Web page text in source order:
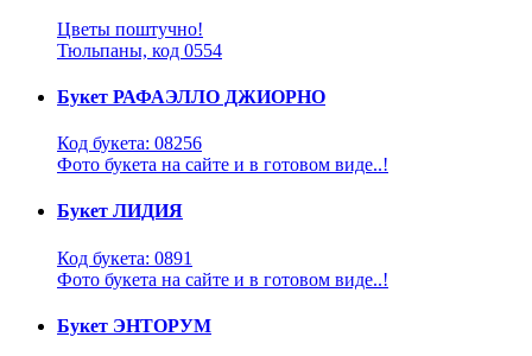
Цветы поштучно!
Тюльпаны, код 0554
Букет РАФАЭЛЛО ДЖИОРНО
Код букета: 08256
Фото букета на сайте и в готовом виде..!
Букет ЛИДИЯ
Код букета: 0891
Фото букета на сайте и в готовом виде..!
Букет ЭНТОРУМ